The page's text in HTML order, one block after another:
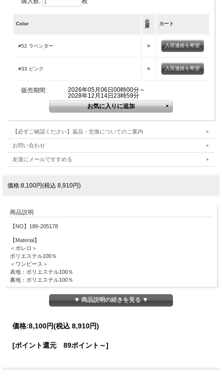
Color
在
庫
カート
#52 ラベンダー × 入荷連絡を希望
#33 ピンク × 入荷連絡を希望
販売期間:
2026年05月06日00時00分～
2028年12月14日23時59分
【必ずご確認ください】返品・交換についてのご案内
お問い合わせ
友達にメールですすめる
価格:8,100円(税込 8,910円)
商品説明
【NO】186-205178
【Material】
＜ボレロ＞
ポリエステル100％
＜ワンピース＞
表地：ポリエステル100％
裏地：ポリエステル100％
※後ろゴム仕様
【Color】#52 ラベンダー/ #33 ピンク/
ございます。 色合いはモニター環境により若干の誤差が出ます。 ライティングや
▼ 商品説明の続きを見る ▼
価格:8,100円(税込 8,910円)
[ポイント還元 89ポイント～]